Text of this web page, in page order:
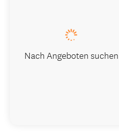
Nach Angeboten suchen